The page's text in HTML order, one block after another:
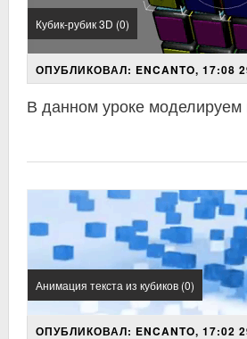
Кубик-рубик 3D (0)
ОПУБЛИКОВАЛ: ENCANTO, 17:08
В данном уроке моделируем
Анимация текста из кубиков (0)
ОПУБЛИКОВАЛ: ENCANTO, 17:02